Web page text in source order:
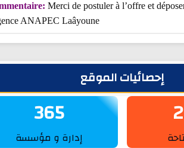
Commentaire: Merci de postuler à l’offre et
l’agence ANAPEC Laâyoune
إحصائيات الموقع
365
إدارة و مؤسسة